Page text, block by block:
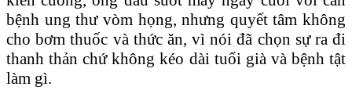
bệnh ung thư vòm họng, nhưng quyết tâm không
cho bơm thuốc và thức ăn, vì nói đã chọn sự ra đi
thanh thản chứ không kéo dài tuổi già và bệnh tật
làm gì.